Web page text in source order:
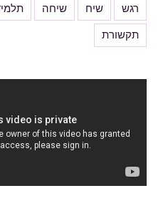
רגש שיח שיחה
תקשורת